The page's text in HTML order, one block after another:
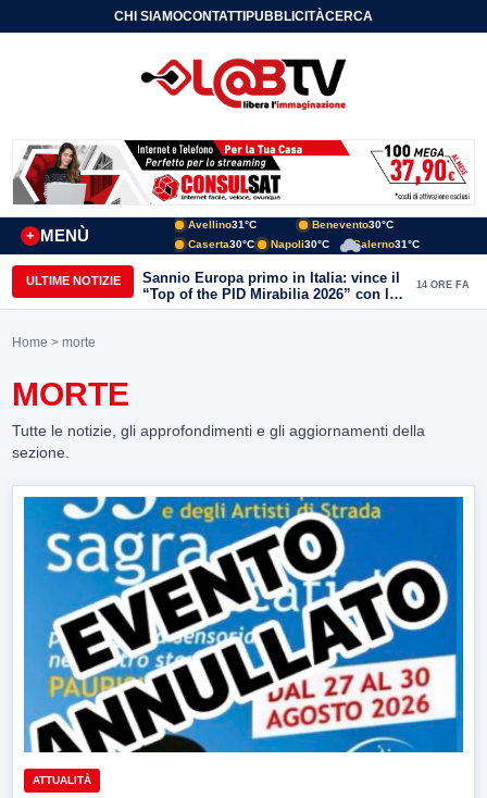
CHI SIAMOCONTATTIPUBBLICITÀCERCA
MENÙ
+
Avellino31°C Benevento30°C
Caserta30°C Napoli30°C Salerno31°C
ULTIME NOTIZIE
Sannio Europa primo in Italia: vince il
“Top of the PID Mirabilia 2026” con la
realtà virtuale nei musei del Sannio
14 ORE FA
Home > morte
MORTE
Tutte le notizie, gli approfondimenti e gli aggiornamenti della
sezione.
ATTUALITÀ